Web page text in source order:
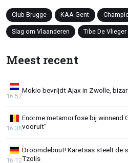
Club Brugge KAA Gent
Slag om Vlaanderen Tibe De Vlieger
Meest recent
Mokio bevrijdt Ajax in Zwolle,
16:52
Enorme metamorfose bij winnend
vooruit"
16:36
Droomdebuut! Karetsas steelt de
Tzolis
16:12